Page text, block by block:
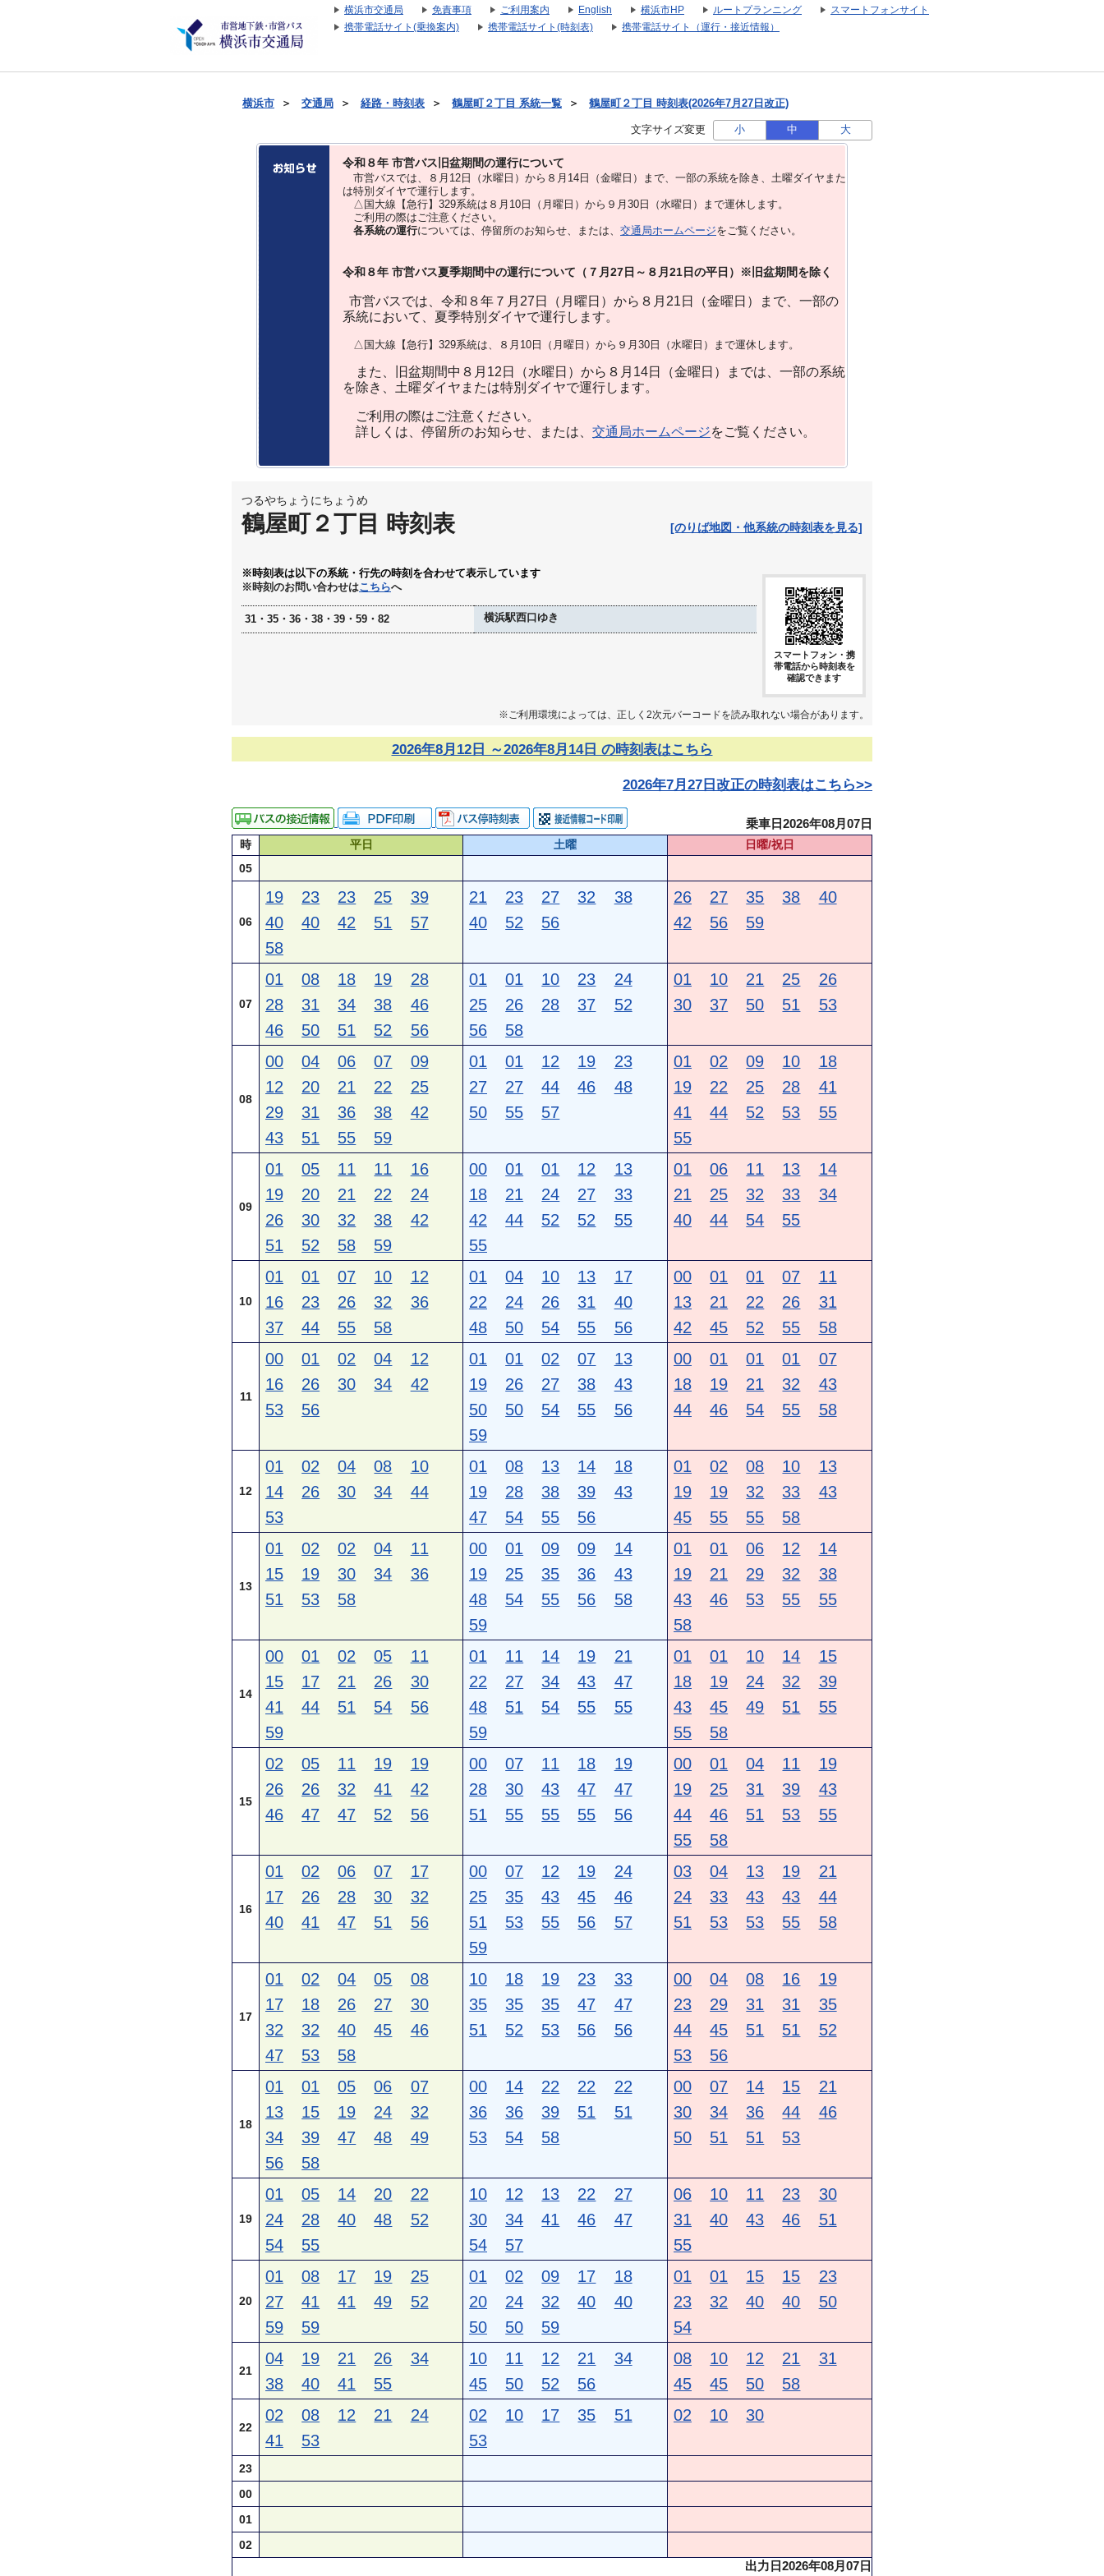
横浜市交通局 免責事項 ご利用案内 English 横浜市HP ルートプランニング
スマートフォンサイト
携帯電話サイト(乗換案内)
携帯電話サイト(時刻表) 携帯電話サイト（運行・接近情報）
横浜市 ＞ 交通局 ＞ 経路・時刻表 ＞ 鶴屋町２丁目 系統一覧 ＞ 鶴屋町２丁目 時刻表(2026年7月27日改正)
文字サイズ変更 小 中 大
令和８年 市営バス旧盆期間の運行について
市営バスでは、８⽉12⽇（水曜日）から８⽉14⽇（金曜日）まで、⼀部の系統を除き、⼟曜ダイヤまた
は特別ダイヤで運⾏します。
△国大線【急行】329系統は８月10日（月曜日）から９月30日（水曜日）まで運休します。
ご利用の際はご注意ください。
各系統の運行については、停留所のお知らせ、または、 交通局ホームページをご覧ください。
令和８年 市営バス夏季期間中の運行について（７月27日～８月21日の平日）※旧盆期間を除く
市営バスでは、令和８年７月27日（月曜日）から８月21日（金曜日）まで、一部の
系統において、夏季特別ダイヤで運行します。
△国大線【急行】329系統は、８月10日（月曜日）から９月30日（水曜日）まで運休します。
また、旧盆期間中８月12日（水曜日）から８月14日（金曜日）までは、一部の系統
を除き、土曜ダイヤまたは特別ダイヤで運行します。
ご利用の際はご注意ください。
詳しくは、停留所のお知らせ、または、 交通局ホームページをご覧ください。
つるやちょうにちょうめ
鶴屋町２丁目 時刻表 [のりば地図・他系統の時刻表を見る]
※時刻表は以下の系統・行先の時刻を合わせて表示しています
※時刻のお問い合わせはこちらへ
31・35・36・38・39・59・82 横浜駅西口ゆき
スマートフォン・携
帯電話から時刻表を
確認できます
※ご利用環境によっては、正しく2次元バーコードを読み取れない場合があります。
2026年8月12日 ～2026年8月14日 の時刻表はこちら
2026年7月27日改正の時刻表はこちら>>
乗車日2026年08月07日
時 平日 土曜
日曜/祝日
05
06
19 23 23 25
39
40
40 42 51
57
58
21 23 27 32
38
40
52 56
26 27 35 38
40
42
56 59
07
01 08 18 19
28
28
31 34 38
46
46
50 51 52 56
01 01 10 23
24
25
26 28 37
52
56
58
01 10 21 25
26
30
37 50 51 53
08
00 04 06 07
09
12
20 21 22
25
29
31 36 38
42
43
51 55 59
01 01 12 19
23
27
27 44 46
48
50
55 57
01 02 09 10
18
19
22 25 28
41
41
44 52 53
55
55
09
01 05 11 11
16
19
20 21 22
24
26
30 32 38
42
51
52 58 59
00 01 01 12
13
18
21 24 27
33
42
44 52 52
55
55
01 06 11 13
14
21
25 32 33
34
40
44 54 55
10
01 01 07 10
12
16
23 26 32
36
37
44 55 58
01 04 10 13
17
22
24 26 31
40
48
50 54 55 56
00 01 01 07
11
13
21 22 26
31
42
45 52 55 58
11
00 01 02 04
12
16
26 30 34
42
53
56
01 01 02 07
13
19
26 27 38
43
50
50 54 55
56
59
00 01 01 01
07
18
19 21 32
43
44
46 54 55 58
12
01 02 04 08
10
14
26 30 34
44
53
01 08 13 14
18
19
28 38 39
43
47
54 55 56
01 02 08 10
13
19
19 32 33
43
45
55 55 58
13
01 02 02 04
11
15
19 30 34
36
51
53 58
00 01 09 09
14
19
25 35 36
43
48
54 55 56
58
59
01 01 06 12
14
19
21 29 32
38
43
46 53 55
55
58
14
00 01 02 05
11
15
17 21 26
30
41
44 51 54
56
59
01 11 14 19
21
22
27 34 43
47
48
51 54 55
55
59
01 01 10 14
15
18
19 24 32
39
43
45 49 51
55
55
58
15
02 05 11 19
19
26
26 32 41
42
46
47 47 52 56
00 07 11 18
19
28
30 43 47
47
51
55 55 55 56
00 01 04 11
19
19
25 31 39
43
44
46 51 53
55
55
58
16
01 02 06 07
17
17
26 28 30
32
40
41 47 51 56
00 07 12 19
24
25
35 43 45
46
51
53 55 56
57
59
03 04 13 19
21
24
33 43 43
44
51
53 53 55 58
17
01 02 04 05
08
17
18 26 27
30
32
32 40 45
46
47
53 58
10 18 19 23
33
35
35 35 47
47
51
52 53 56 56
00 04 08 16
19
23
29 31 31
35
44
45 51 51
52
53
56
18
01 01 05 06
07
13
15 19 24
32
34
39 47 48
49
56
58
00 14 22 22
22
36
36 39 51
51
53
54 58
00 07 14 15
21
30
34 36 44
46
50
51 51 53
19
01 05 14 20
22
24
28 40 48
52
54
55
10 12 13 22
27
30
34 41 46
47
54
57
06 10 11 23
30
31
40 43 46
51
55
20
01 08 17 19
25
27
41 41 49
52
59
59
01 02 09 17
18
20
24 32 40
40
50
50 59
01 01 15 15
23
23
32 40 40
50
54
21
04 19 21 26
34
38
40 41 55
10 11 12 21
34
45
50 52 56
08 10 12 21
31
45
45 50 58
22
02 08 12 21
24
41
53
02 10 17 35
51
53
02 10 30
23
00
01
02
出力日2026年08月07日